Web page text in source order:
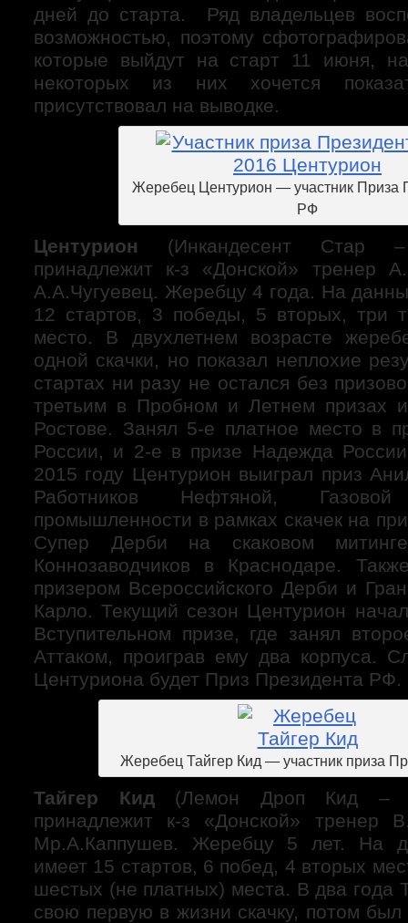
дней до старта. Ряд владельцев
возможностью, поэтому
которые выйдут на старт 11 июня,
некоторых из них хочется
присутствовал на выводке.
Жеребец Центурион — участник Приза
РФ
Центурион (Инкандесент Стар –
принадлежит к-з «Донской» тренер
А.А.Чугуевец. Жеребцу 4 года. На
12 стартов, 3 победы, 5 вторых, три
место. В двухлетнем возрасте
одной скачки, но показал неплохие
стартах ни разу не остался без
третьим в Пробном и Летнем призах
Ростове. Занял 5-е платное место в
России, и 2-е в призе Надежда
2015 году Центурион выиграл приз
Работников Нефтяной,
промышленности в рамках скачек на
Супер Дерби на скаковом
Коннозаводчиков в Краснодаре.
призером Всероссийского Дерби и
Карло. Текущий сезон Центурион
Вступительном призе, где занял
Аттаком, проиграв ему два корпуса.
Центуриона будет Приз Президента РФ.
Жеребец Тайгер Кид — участник приза
Тайгер Кид(Лемон Дроп Кид –
принадлежит к-з «Донской» тренер
Мр.А.Каппушев. Жеребцу 5 лет. На
имеет 15 стартов, 6 побед, 4 вторых
шестых (не платных) места. В два года
свою первую в жизни скачку, потом